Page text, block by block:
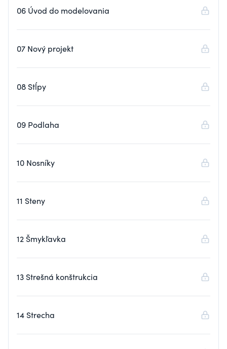
06 Úvod do modelovania
07 Nový projekt
08 Stĺpy
09 Podlaha
10 Nosníky
11 Steny
12 Šmykľavka
13 Strešná konštrukcia
14 Strecha